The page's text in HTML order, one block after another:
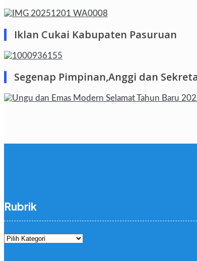
Iklan Cukai Kabupaten Pasuruan
Segenap Pimpinan,Anggi dan
Rubrik
Rubrik